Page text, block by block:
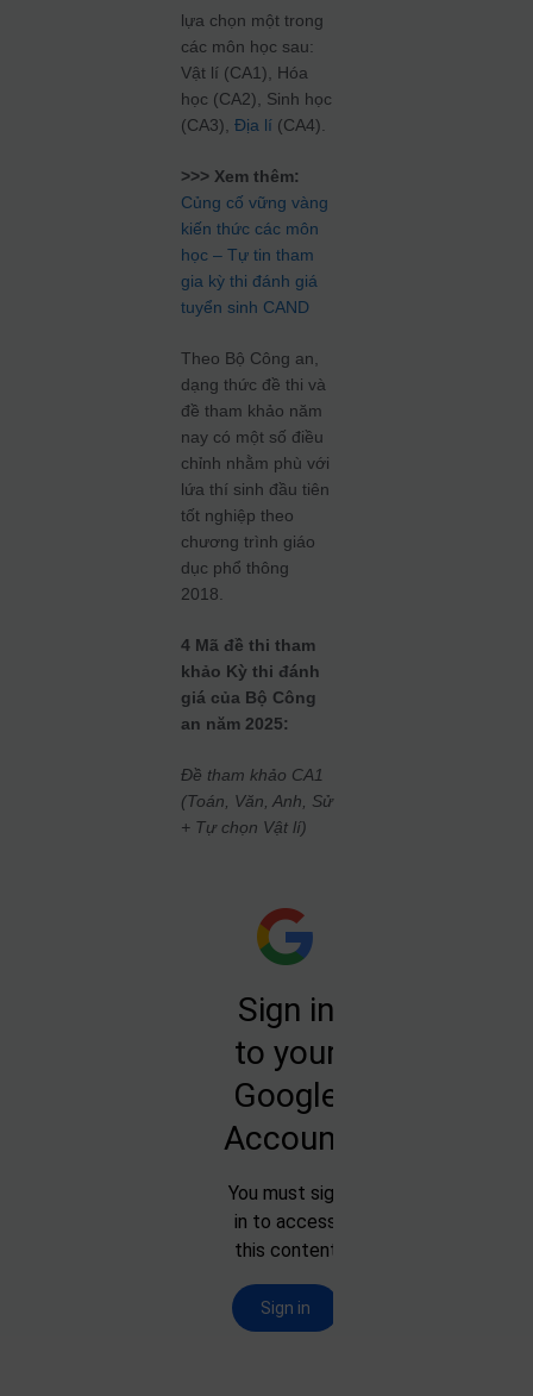
lựa chọn một trong
các môn học sau:
Vật lí (CA1), Hóa
học (CA2), Sinh học
(CA3),Địa lí (CA4).
>>> Xem thêm:
Củng cố vững vàng
kiến thức các môn
học – Tự tin tham
gia kỳ thi đánh giá
tuyển sinh CAND
Theo Bộ Công an,
dạng thức đề thi và
đề tham khảo năm
nay có một số điều
chỉnh nhằm phù với
lứa thí sinh đầu tiên
tốt nghiệp theo
chương trình giáo
dục phổ thông
2018.
4 Mã đề thi tham
khảo Kỳ thi đánh
giá của Bộ Công
an năm 2025:
Đề tham khảo CA1
(Toán, Văn, Anh, Sử
+ Tự chọn Vật lí)